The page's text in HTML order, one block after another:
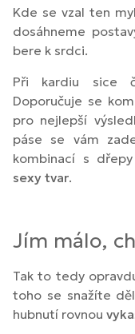
Kde se vzal ten
dosáhneme
bere k srdci.
Při kardiu sice
Doporučuje se
pro nejlepší
páse se vám
kombinací s
sexy tvar.
Jím málo,
Tak to tedy
toho se snažíte
hubnutí rovnou